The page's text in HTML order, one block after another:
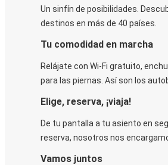
Un sinfín de posibilidades.
destinos en más de 40 países.
Tu comodidad en marcha
Relájate con Wi-Fi gratuito,
para las piernas. Así son los
Elige, reserva, ¡viaja!
De tu pantalla a tu asiento en
reserva, nosotros nos
Vamos juntos